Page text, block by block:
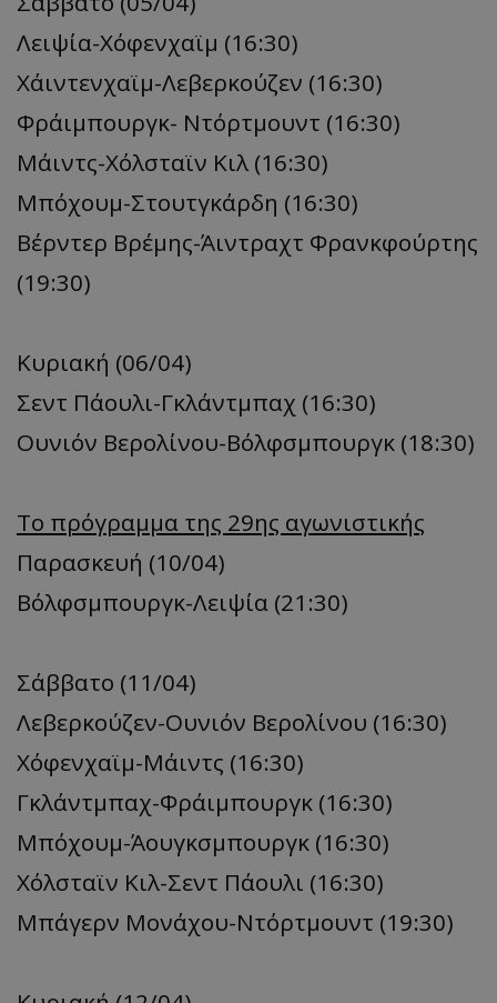
Λειψία-Χόφενχαϊμ (16:30)
Χάιντενχαϊμ-Λεβερκούζεν (16:30)
Φράιμπουργκ- Ντόρτμουντ (16:30)
Μάιντς-Χόλσταϊν Κιλ (16:30)
Μπόχουμ-Στουτγκάρδη (16:30)
Βέρντερ Βρέμης-Άιντραχτ Φρανκφούρτης
(19:30)
Κυριακή (06/04)
Σεντ Πάουλι-Γκλάντμπαχ (16:30)
Ουνιόν Βερολίνου-Βόλφσμπουργκ (18:30)
Το πρόγραμμα της 29ης αγωνιστικής
Παρασκευή (10/04)
Βόλφσμπουργκ-Λειψία (21:30)
Σάββατο (11/04)
Λεβερκούζεν-Ουνιόν Βερολίνου (16:30)
Χόφενχαϊμ-Μάιντς (16:30)
Γκλάντμπαχ-Φράιμπουργκ (16:30)
Μπόχουμ-Άουγκσμπουργκ (16:30)
Χόλσταϊν Κιλ-Σεντ Πάουλι (16:30)
Μπάγερν Μονάχου-Ντόρτμουντ (19:30)